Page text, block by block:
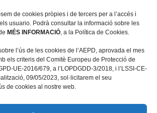
de cookies pròpies i de tercers per a l’accés i
usuario. Podrà consultar la informació sobre les
MÉS INFORMACIÓ, a la Política de Cookies.
l’ús de les cookies de l’AEPD, aprovada el mes
els criteris del Comitè Europeu de Protecció de
UE-2016/679, a l’LOPDGDD-3/2018, i l’LSSI-CE-
09/05/2023, sol·licitarem el seu
de cookies al nostre web.